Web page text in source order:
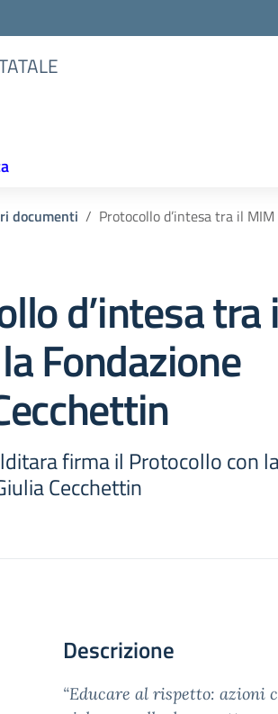
documenti Protocollo d’intesa tra il
d’intesa tra
Fondazione
firma il Protocollo con
Cecchettin
Descrizione
“Educare al rispetto: azioni